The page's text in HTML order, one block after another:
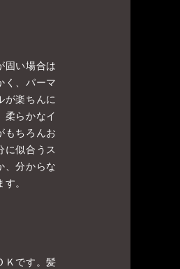
固い場合は
く、パーマ
が楽ちんに
柔らかなイ
もちろんお
に似合うス
、分からな
。
Ｋです。髪